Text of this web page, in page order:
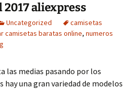
aliexpress
Uncategorized
camisetas
camisetas baratas online, numeros
las medias pasando por los
una gran variedad de modelos